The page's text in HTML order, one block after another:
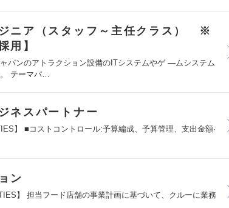
ニア（スタッフ～主任クラス） ※
用】
パンのアトラクション設備のITシステムやゲ ―ムシステム
テーマパ…
ネスパートナー
】 ■コストコントロール:予算編成、予算管理、支出金額·
ン
】 担当フード店舗の事業計画に基づいて、クルーに業務